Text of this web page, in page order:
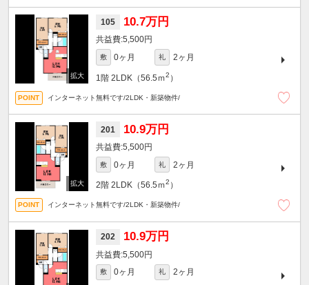
105 10.7万円
5,500円
敷 0ヶ月 礼 2ヶ月
1階 2LDK（56.5ｍ2 ）
インターネット無料です/2LDK・新築物件/
201 10.9万円
5,500円
敷 0ヶ月 礼 2ヶ月
2階 2LDK（56.5ｍ2 ）
インターネット無料です/2LDK・新築物件/
202 10.9万円
5,500円
敷 0ヶ月 礼 2ヶ月